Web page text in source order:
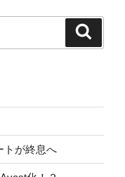
トが終息へ